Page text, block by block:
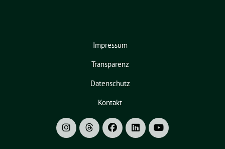
Impressum
Transparenz
Datenschutz
Kontakt